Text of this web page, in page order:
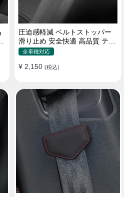
圧迫感軽減 ベルトストッパー
滑り止め 安全快適 高品質 テー
プクリップ 快適 2個セット
全車種対応
¥ 2,150 (税込)